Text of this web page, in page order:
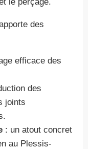
des
efficace des
des
joints
: un atout concret
au Plessis-